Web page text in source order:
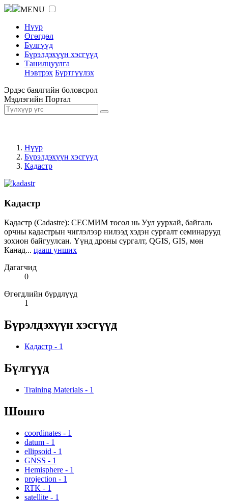
MENU
Нүүр
Өгөгдөл
Бүлгүүд
Бүрэлдэхүүн хэсгүүд
Танилцуулга
Нэвтрэх Бүртгүүлэх
Эрдэс баялгийн боловсрол
Мэдлэгийн Портал
Нүүр
Бүрэлдэхүүн хэсгүүд
Кадастр
Кадастр
Кадастр (Cadastre): СЕСМИМ төсөл нь Уул уурхай, байгаль
орчны кадастрын чиглэлээр нилээд хэдэн сургалт семинарууд
зохион байгуулсан. Үүнд дроны сургалт, QGIS, GIS, мөн
Канад... цааш унших
Дагагчид
0
Өгөгдлийн бүрдлүүд
1
Бүрэлдэхүүн хэсгүүд
Кадастр - 1
Бүлгүүд
Training Materials - 1
Шошго
coordinates - 1
datum - 1
ellipsoid - 1
GNSS - 1
Hemisphere - 1
projection - 1
RTK - 1
satellite - 1